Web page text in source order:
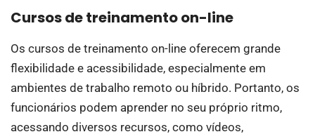
Cursos de treinamento on-line
Os cursos de treinamento on-line oferecem grande
flexibilidade e acessibilidade, especialmente em
ambientes de trabalho remoto ou híbrido. Portanto, os
funcionários podem aprender no seu próprio ritmo,
acessando diversos recursos, como vídeos,